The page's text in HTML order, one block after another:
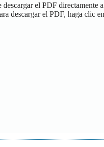
descargar el PDF directamente
descargar el PDF, haga clic